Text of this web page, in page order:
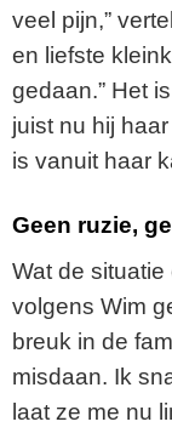
veel pijn,”
en liefste
gedaan.” Het
juist nu hij
is vanuit haar
Geen ruzie,
Wat de
volgens Wim
breuk in de
misdaan. Ik
laat ze me nu